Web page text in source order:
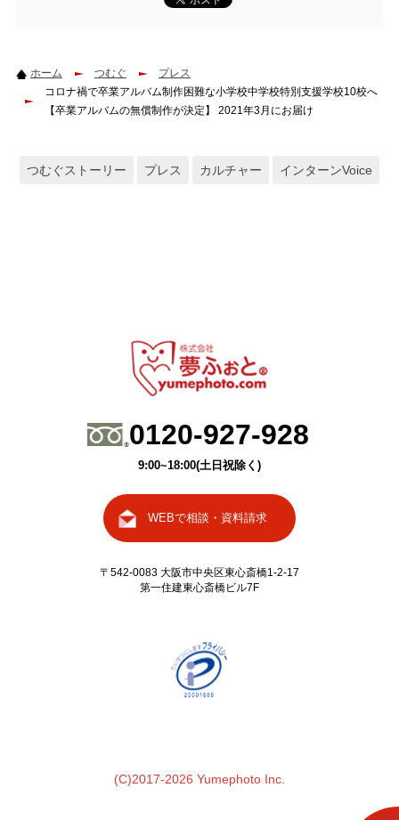
ホーム つむぐ
プレス
コロナ禍で卒業アルバム制作困難な小学校中学校特別支援学校10校へ
【卒業アルバムの無償制作が決定】 2021年3月にお届け
つむぐストーリー プレス カルチャー インターンVoice
0120-927-928
9:00~18:00(土日祝除く)
WEBで相談・資料請求
〒542-0083 大阪市中央区東心斎橋1-2-17
第一住建東心斎橋ビル7F
(C)2017-2026 Yumephoto Inc.